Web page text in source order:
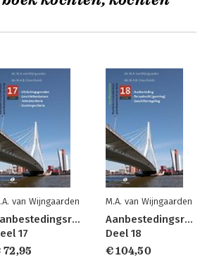
van Wijngaarden
17
72,95
M.A. van Wijngaarden
Aanbestedingsrecht
Deel 18
€ 104,50